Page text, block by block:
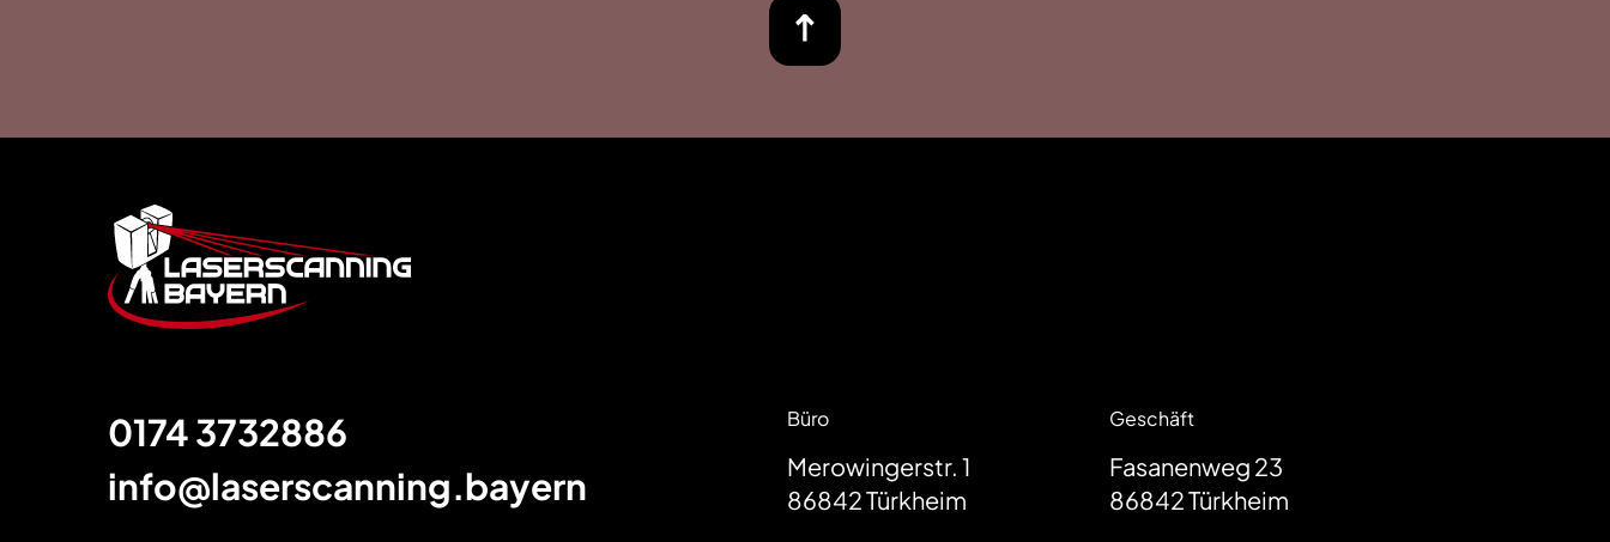
Footer
0174 3732886
info@laserscanning.bayern
Büro
Merowingerstr. 1
86842Türkheim
Geschäft
Fasanenweg 23
86842Türkheim